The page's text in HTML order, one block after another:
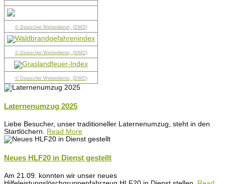
© Deutscher Wetterdienst, (DWD)
© Deutscher Wetterdienst, (DWD)
© Deutscher Wetterdienst, (DWD)
Laternenumzug 2025
Liebe Besucher, unser traditioneller Laternenumzug, steht in den
Startlöchern. Read More
Neues HLF20 in Dienst gestellt
Am 21.09. konnten wir unser neues